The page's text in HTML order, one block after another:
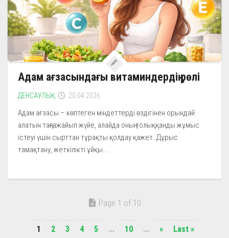
Адам ағзасындағы витаминдердің рөлі
ДЕНСАУЛЫҚ 20.04.2026
Адам ағзасы – көптеген міндеттерді өздігінен орындай
алатын таңғажайып жүйе, алайда оның толыққанды жұмыс
істеуі үшін сырттан тұрақты қолдау қажет. Дұрыс
тамақтану, жеткілікті ұйқы...
Page 1 of 10
1 2 3 4 5 ... 10 ... » Last »